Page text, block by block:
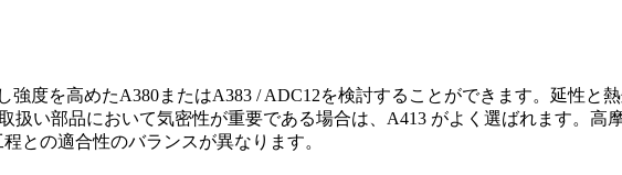
強度を高めたA380またはA383 / ADC12を検討することができます。延性と
い部品において気密性が重要である場合は、 A413 がよく選ばれます。高
との適合性のバランスが異なります。